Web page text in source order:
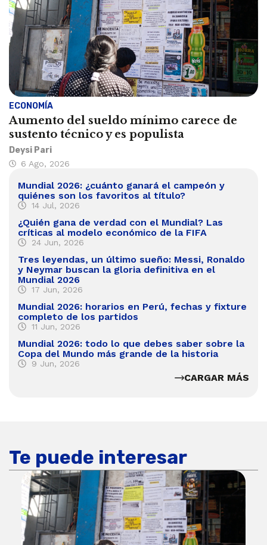
ECONOMÍA
Aumento del sueldo mínimo carece de
sustento técnico y es populista
Deysi Pari
6 Ago, 2026
Mundial 2026: ¿cuánto ganará el campeón y
quiénes son los favoritos al título?
14 Jul, 2026
¿Quién gana de verdad con el Mundial? Las
críticas al modelo económico de la FIFA
24 Jun, 2026
Tres leyendas, un último sueño: Messi, Ronaldo
y Neymar buscan la gloria definitiva en el
Mundial 2026
17 Jun, 2026
Mundial 2026: horarios en Perú, fechas y fixture
completo de los partidos
11 Jun, 2026
Mundial 2026: todo lo que debes saber sobre la
Copa del Mundo más grande de la historia
9 Jun, 2026
CARGAR MÁS
Te puede interesar